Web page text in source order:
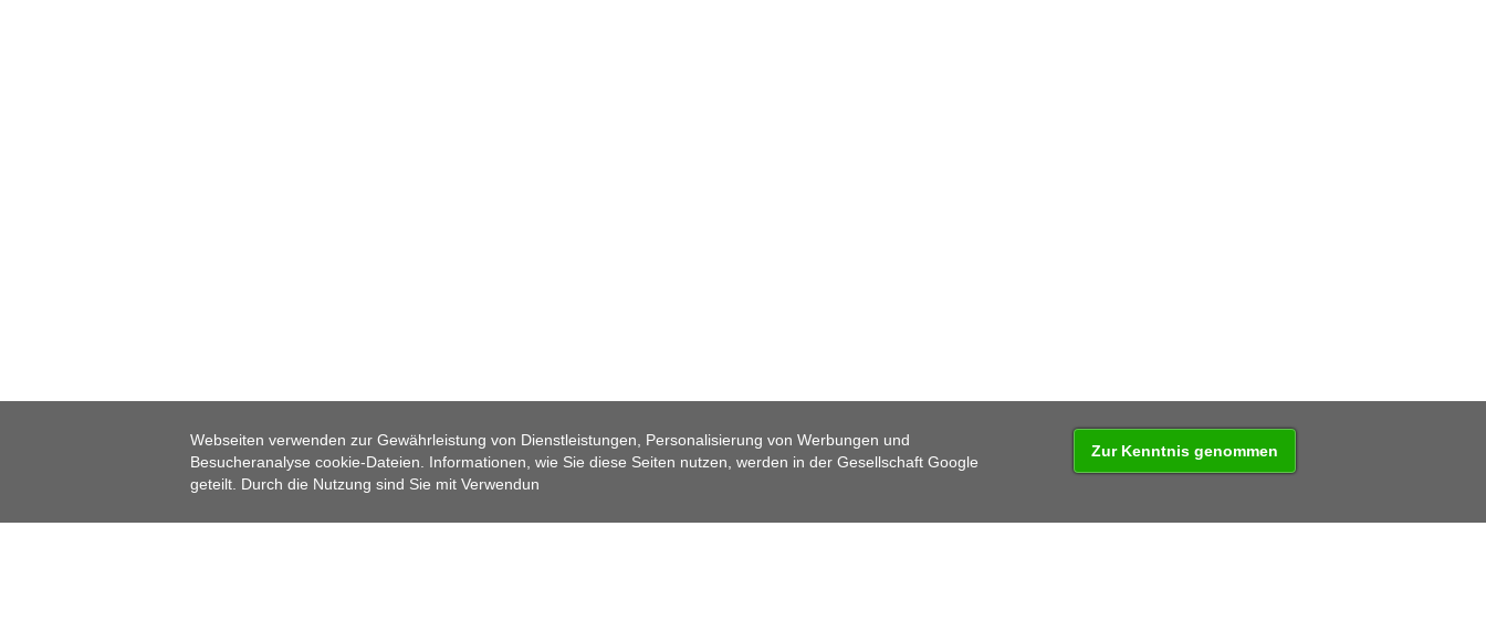
Webseiten verwenden zur Gewährleistung von Dienstleistungen, Personalisierung von Werbungen und
Besucheranalyse cookie-Dateien. Informationen, wie Sie diese Seiten nutzen, werden in der Gesellschaft Google
geteilt. Durch die Nutzung sind Sie mit Verwendun
Zur Kenntnis genommen